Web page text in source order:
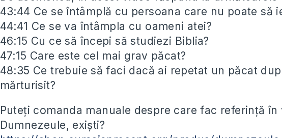
43:44 Ce se întâmplă cu persoana care nu poate să
44:41 Ce se va întâmpla cu oameni atei?
46:15 Cu ce să începi să studiezi Biblia?
47:15 Care este cel mai grav păcat?
48:35 Ce trebuie să faci dacă ai repetat un păcat
mărturisit?
Puteți comanda manuale despre care fac referință în
Dumnezeule, exiști?